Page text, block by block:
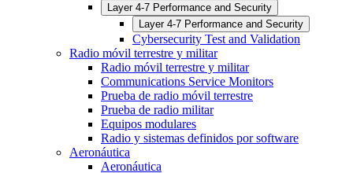
Layer 4-7 Performance and Security
Layer 4-7 Performance and Security
Cybersecurity Test and Validation
Radio móvil terrestre y militar
Radio móvil terrestre y militar
Communications Service Monitors
Prueba de radio móvil terrestre
Prueba de radio militar
Equipos modulares
Radio y sistemas definidos por software
Aeronáutica
Aeronáutica